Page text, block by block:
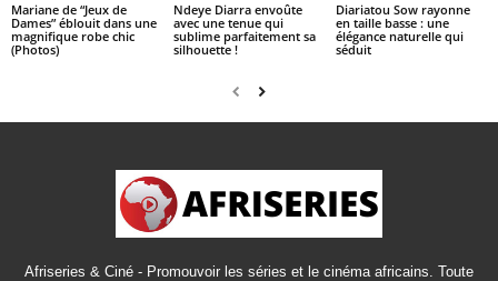
Mariane de “Jeux de
Dames” éblouit dans une
magnifique robe chic
(Photos)
Ndeye Diarra envoûte
avec une tenue qui
sublime parfaitement sa
silhouette !
Diariatou Sow rayonne
en taille basse : une
élégance naturelle qui
séduit
Afriseries & Ciné - Promouvoir les séries et le cinéma africains. Toute